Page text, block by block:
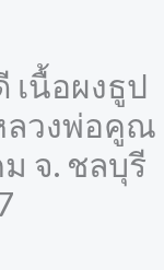
เนื้อผงธูป
ลวงพ่อคูณ
จ. ชลบุรี